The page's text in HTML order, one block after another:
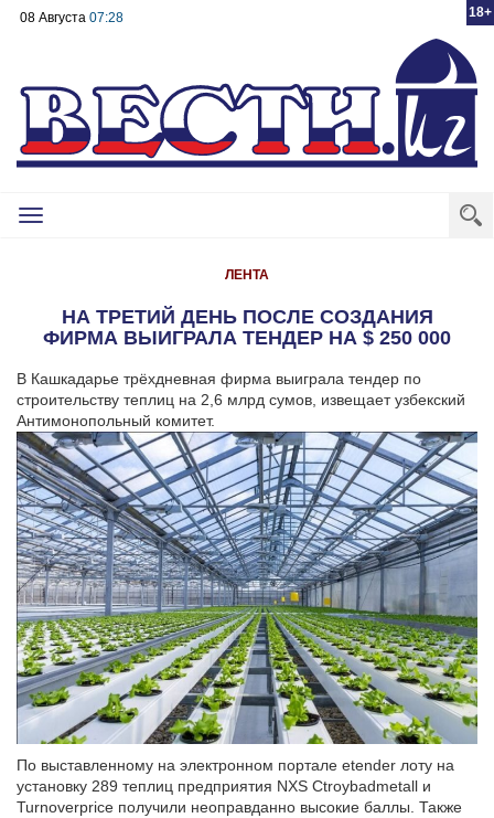
18+
08 Августа 07:28
Toggle
ЛЕНТА
НА ТРЕТИЙ ДЕНЬ ПОСЛЕ СОЗДАНИЯ
ФИРМА ВЫИГРАЛА ТЕНДЕР НА $ 250 000
В Кашкадарье трёхдневная фирма выиграла тендер по
строительству теплиц на 2,6 млрд сумов, извещает узбекский
Антимонопольный комитет.
По выставленному на электронном портале etender лоту на
установку 289 теплиц предприятия NXS Ctroybadmetall и
Turnoverprice получили неоправданно высокие баллы. Также